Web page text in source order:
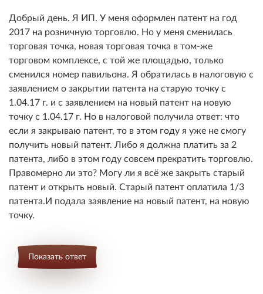
Добрый день. Я ИП. У меня оформлен патент на год
2017 на розничную торговлю. Но у меня сменилась
торговая точка, новая торговая точка в том-же
торговом комплексе, с той же площадью, только
сменился номер павильона. Я обратилась в налоговую с
заявлением о закрытии патента на старую точку с
1.04.17 г. и с заявлением на новый патент на новую
точку с 1.04.17 г. Но в налоговой получила ответ: что
если я закрываю патент, то в этом году я уже не смогу
получить новый патент. Либо я должна платить за 2
патента, либо в этом году совсем прекратить торговлю.
Правомерно ли это? Могу ли я всё же закрыть старый
патент и открыть новый. Старый патент оплатила 1/3
патента.И подала заявление на новый патент, на новую
точку.
Показать ответ